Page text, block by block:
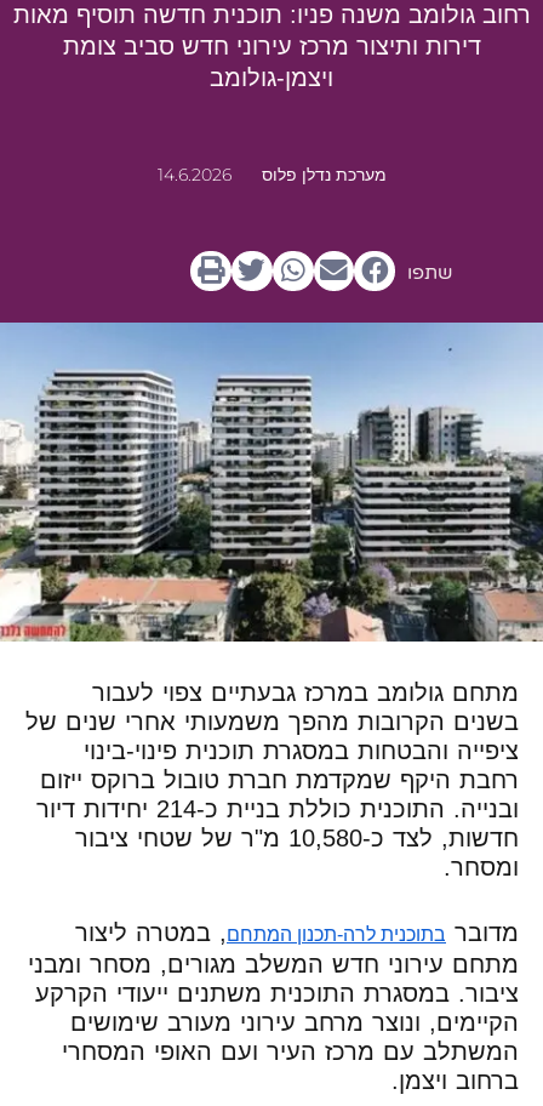
רחוב גולומב משנה פניו: תוכנית חדשה תוסיף מאות
דירות ותיצור מרכז עירוני חדש סביב צומת
ויצמן-גולומב
מערכת נדלן פלוס 14.6.2026
שתפו
מתחם גולומב במרכז גבעתיים צפוי לעבור
בשנים הקרובות מהפך משמעותי אחרי שנים של
ציפייה והבטחות במסגרת תוכנית פינוי-בינוי
רחבת היקף שמקדמת חברת טובול ברוקס ייזום
ובנייה. התוכנית כוללת בניית כ-214 יחידות דיור
חדשות, לצד כ-10,580 מ"ר של שטחי ציבור
ומסחר.
מדובר בתוכנית לרה-תכנון המתחם, במטרה ליצור
מתחם עירוני חדש המשלב מגורים, מסחר ומבני
ציבור. במסגרת התוכנית משתנים ייעודי הקרקע
הקיימים, ונוצר מרחב עירוני מעורב שימושים
המשתלב עם מרכז העיר ועם האופי המסחרי
ברחוב ויצמן.